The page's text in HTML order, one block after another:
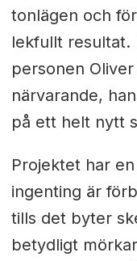
tonlägen och
lekfullt resultat.
personen
närvarande,
på ett helt nytt
Projektet har
ingenting är
tills det byter
betydligt